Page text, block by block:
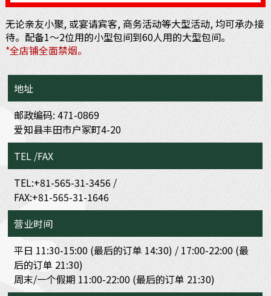
无论亲友小聚, 或宴请宾客, 商务活动等大型活动, 均可承办接
待。配备1～2位用的小型包间到60人用的大型包间。
*全店铺全面禁烟。
地址
邮政编码: 471-0869
爱知县丰田市户冢町4-20
TEL /FAX
TEL:+81-565-31-3456 /
FAX:+81-565-31-1646
营业时间
平日 11:30-15:00 (最后的订单 14:30) / 17:00-22:00 (最
后的订单 21:30)
周末/一个假期 11:00-22:00 (最后的订单 21:30)